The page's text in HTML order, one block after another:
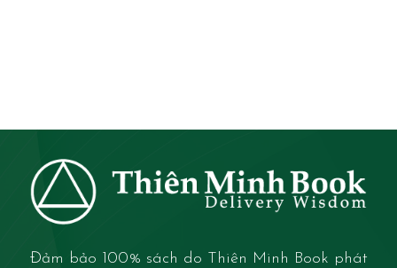
Đảm bảo 100% sách do Thiên Minh Book phát